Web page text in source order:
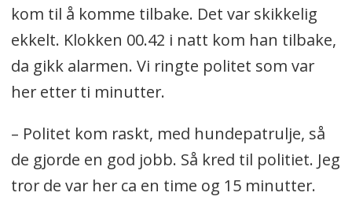
kom til å komme tilbake. Det var skikkelig
ekkelt. Klokken 00.42 i natt kom han tilbake,
da gikk alarmen. Vi ringte politet som var
her etter ti minutter.
– Politet kom raskt, med hundepatrulje, så
de gjorde en god jobb. Så kred til politiet. Jeg
tror de var her ca en time og 15 minutter.